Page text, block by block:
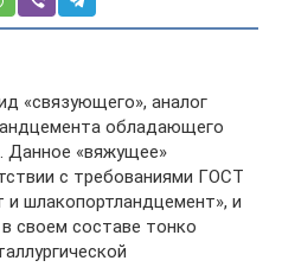
«связующего», аналог
обладающего
Данное «вяжущее»
с требованиями ГОСТ
шлакопортландцемент», и
своем составе тонко